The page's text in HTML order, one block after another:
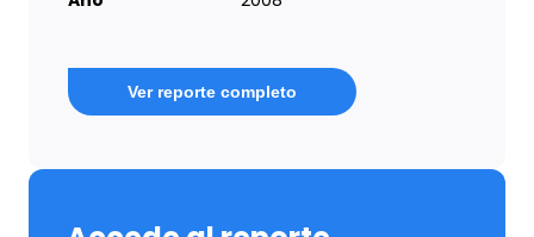
Ver reporte completo